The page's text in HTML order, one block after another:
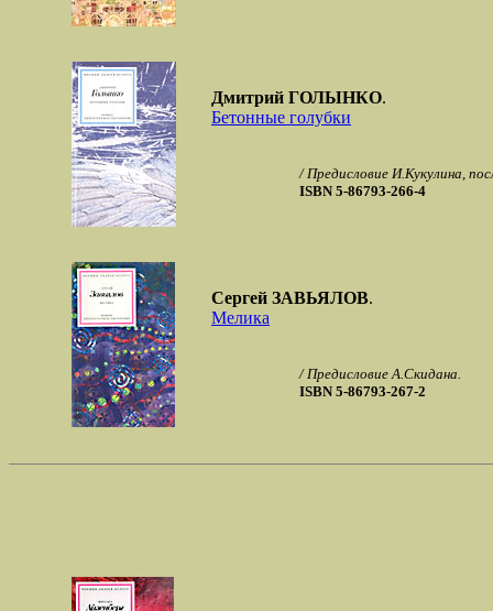
Дмитрий ГОЛЫНКО.
Бетонные голубки
/ Предисловие И.Кукулина,
ISBN 5-86793-266-4
Сергей ЗАВЬЯЛОВ.
Мелика
/ Предисловие А.Скидана.
ISBN 5-86793-267-2